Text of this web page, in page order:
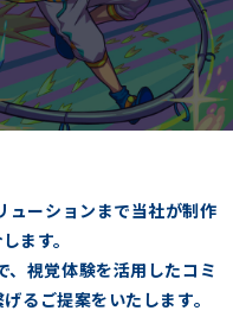
ューションまで当社が制作
ます。
、視覚体験を活用したコミ
るご提案をいたします。